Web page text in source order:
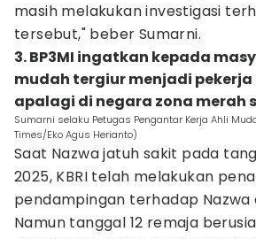
masih melakukan investigasi
tersebut," beber Sumarni.
3. BP3MI ingatkan kepada
mudah tergiur menjadi
apalagi di negara zona merah
Sumarni selaku Petugas Pengantar Kerja Ahli
Times/Eko Agus Herianto)
Saat Nazwa jatuh sakit pada
2025, KBRI telah melakukan
pendampingan terhadap Nazwa
Namun tanggal 12 remaja